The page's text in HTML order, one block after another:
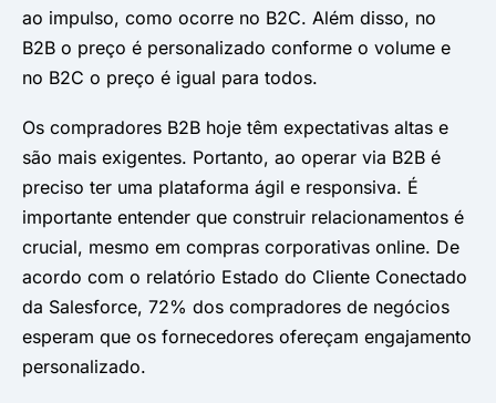
ao impulso, como ocorre no B2C. Além disso, no
B2B o preço é personalizado conforme o volume e
no B2C o preço é igual para todos.
Os compradores B2B hoje têm expectativas altas e
são mais exigentes. Portanto, ao operar via B2B é
preciso ter uma plataforma ágil e responsiva. É
importante entender que construir relacionamentos é
crucial, mesmo em compras corporativas online. De
acordo com o relatório Estado do Cliente Conectado
da Salesforce, 72% dos compradores de negócios
esperam que os fornecedores ofereçam engajamento
personalizado.